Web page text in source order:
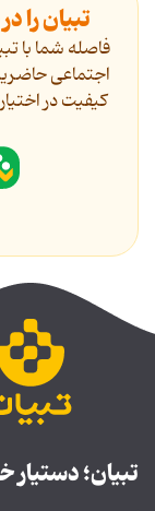
تبیان را
فاصله شما با
اجتماعی
کیفیت در
تبیان؛ دستیار